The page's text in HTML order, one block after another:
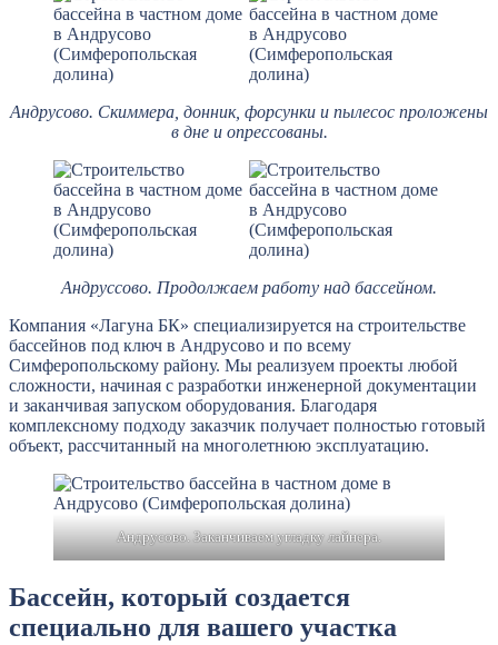
Андрусово. Скиммера, донник, форсунки и пылесос проложены
в дне и опрессованы.
Андруссово. Продолжаем работу над бассейном.
Компания «Лагуна БК» специализируется на строительстве
бассейнов под ключ в Андрусово и по всему
Симферопольскому району. Мы реализуем проекты любой
сложности, начиная с разработки инженерной документации
и заканчивая запуском оборудования. Благодаря
комплексному подходу заказчик получает полностью готовый
объект, рассчитанный на многолетнюю эксплуатацию.
Андрусово. Заканчиваем угладку лайнера.
Бассейн, который создается
специально для вашего участка